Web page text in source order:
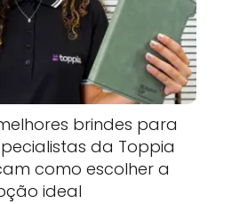
brindes para
da Toppia
como escolher a
ideal